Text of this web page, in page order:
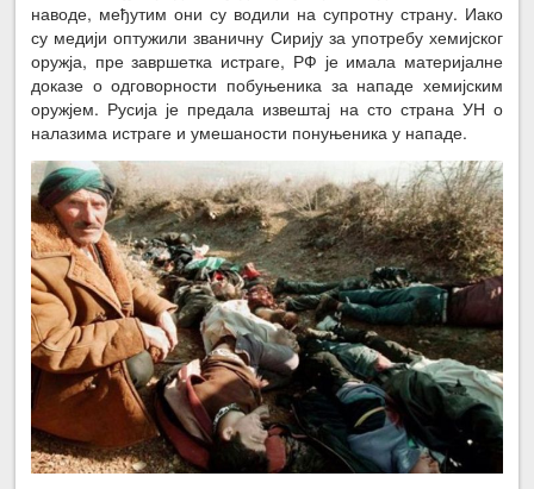
наводе, међутим они су водили на супротну страну. Иако
су медији оптужили званичну Сирију за употребу хемијског
оружја, пре завршетка истраге, РФ је имала материјалне
доказе о одговорности побуњеника за нападе хемијским
оружјем. Русија је предала извештај на сто страна УН о
налазима истраге и умешаности понуњеника у нападе.